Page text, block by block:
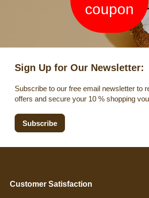
coupon
Sign Up for Our Newsletter:
Subscribe to our free email newsletter to
offers and secure your 10 % shopping
Subscribe
Customer Satisfaction